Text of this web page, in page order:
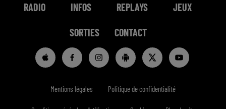
RADIO INFOS REPLAYS JEUX
SORTIES CONTACT
Mentions légales Politique de confidentialité